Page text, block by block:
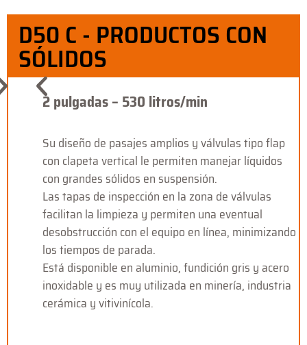
D50 C - PRODUCTOS CON
SÓLIDOS
2 pulgadas – 530 litros/min
Su diseño de pasajes amplios y válvulas tipo flap
con clapeta vertical le permiten manejar líquidos
con grandes sólidos en suspensión.
Las tapas de inspección en la zona de válvulas
facilitan la limpieza y permiten una eventual
desobstrucción con el equipo en línea, minimizando
los tiempos de parada.
Está disponible en aluminio, fundición gris y acero
inoxidable y es muy utilizada en minería, industria
cerámica y vitivinícola.